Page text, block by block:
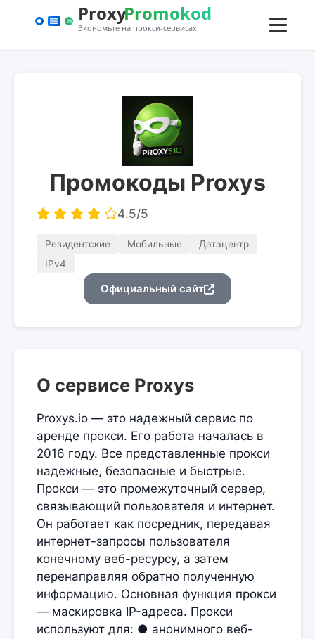
Промокоды Proxys
4.5/5
Резидентские Мобильные
Датацентр
IPv4
Официальный сайт
О сервисе Proxys
Proxys.io — это надежный сервис по
аренде прокси. Его работа началась в
2016 году. Все представленные прокси
надежные, безопасные и быстрые.
Прокси — это промежуточный сервер,
связывающий пользователя и интернет.
Он работает как посредник, передавая
интернет-запросы пользователя
конечному веб-ресурсу, а затем
перенаправляя обратно полученную
информацию. Основная функция прокси
— маскировка IP-адреса. Прокси
используют для: ● анонимного веб-